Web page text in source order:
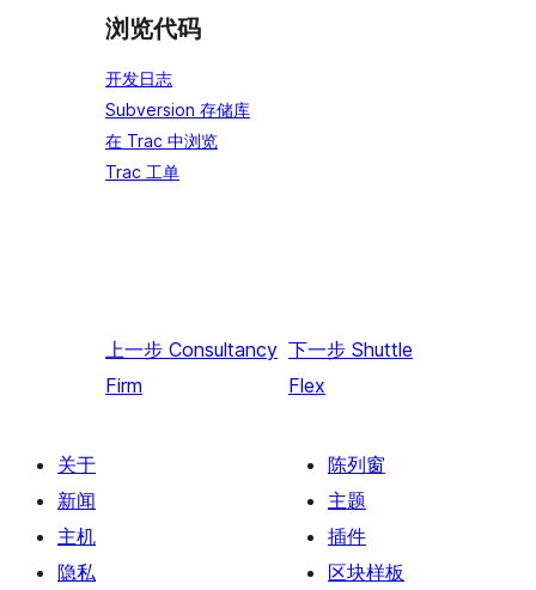
浏览代码
开发日志
Subversion 存储库
在 Trac 中浏览
Trac 工单
上一步 Consultancy
Firm
下一步 Shuttle
Flex
关于
新闻
主机
隐私
陈列窗
主题
插件
区块样板